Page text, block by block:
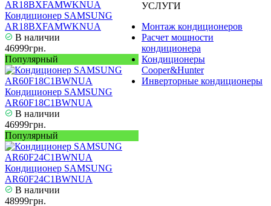
Кондиционер SAMSUNG
AR18BXFAMWKNUA
В наличии
46999грн.
Популярный
Кондиционер SAMSUNG
AR60F18C1BWNUA
В наличии
46999грн.
Популярный
Кондиционер SAMSUNG
AR60F24C1BWNUA
В наличии
48999грн.
УСЛУГИ
Монтаж кондиционеров
Расчет мощности
кондиционера
Кондиционеры
Cooper&Hunter
Инверторные кондиционеры